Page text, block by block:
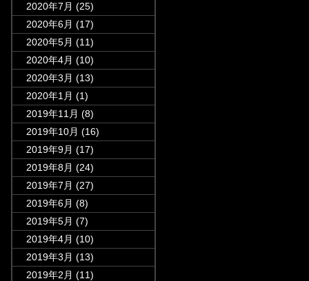
2020年7月 (25)
2020年6月 (17)
2020年5月 (11)
2020年4月 (10)
2020年3月 (13)
2020年1月 (1)
2019年11月 (8)
2019年10月 (16)
2019年9月 (17)
2019年8月 (24)
2019年7月 (27)
2019年6月 (8)
2019年5月 (7)
2019年4月 (10)
2019年3月 (13)
2019年2月 (11)